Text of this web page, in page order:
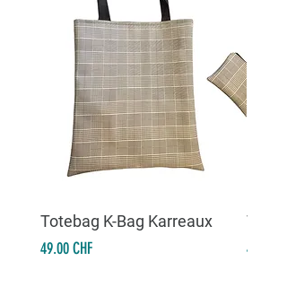
Totebag K-Bag Karreaux
Prix
49.00 CHF Prix
49.00